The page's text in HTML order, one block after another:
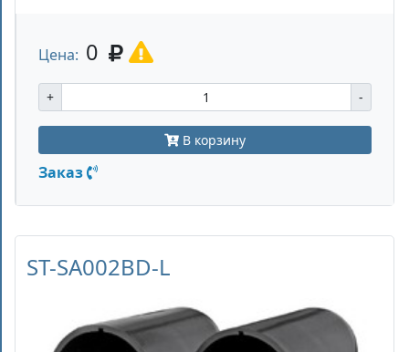
Цена: 0
+ -
В корзину
Заказ
ST-SA002BD-L